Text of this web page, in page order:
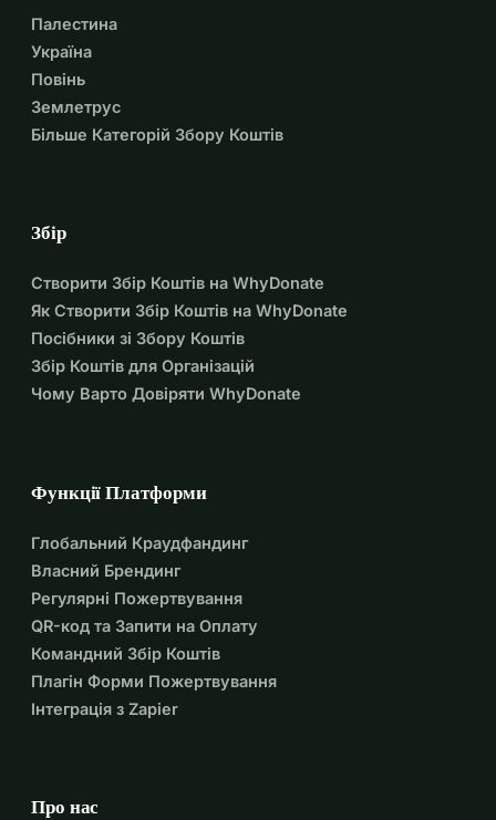
Палестина
Україна
Повінь
Землетрус
Більше Категорій Збору Коштів
Збір
Створити Збір Коштів на WhyDonate
Як Створити Збір Коштів на WhyDonate
Посібники зі Збору Коштів
Збір Коштів для Організацій
Чому Варто Довіряти WhyDonate
Функції Платформи
Глобальний Краудфандинг
Власний Брендинг
Регулярні Пожертвування
QR-код та Запити на Оплату
Командний Збір Коштів
Плагін Форми Пожертвування
Інтеграція з Zapier
Про нас